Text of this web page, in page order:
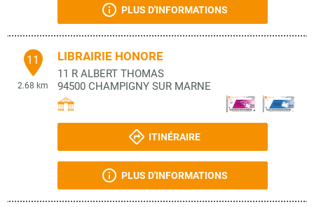
PLUS D'INFORMATIONS
11
2.68 km
LIBRAIRIE HONORE
11 R ALBERT THOMAS
94500 CHAMPIGNY SUR MARNE
ITINÉRAIRE
PLUS D'INFORMATIONS